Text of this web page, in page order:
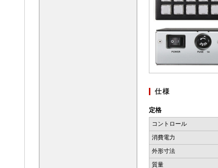
仕様
定格
コントロール
消費電力
外形寸法
質量